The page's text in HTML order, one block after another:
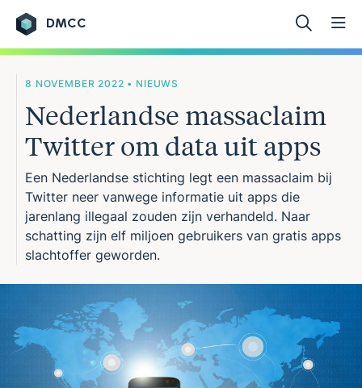
DMCC
8 NOVEMBER 2022 • NIEUWS
Nederlandse massaclaim
Twitter om data uit apps
Een Nederlandse stichting legt een massaclaim bij
Twitter neer vanwege informatie uit apps die
jarenlang illegaal zouden zijn verhandeld. Naar
schatting zijn elf miljoen gebruikers van gratis apps
slachtoffer geworden.